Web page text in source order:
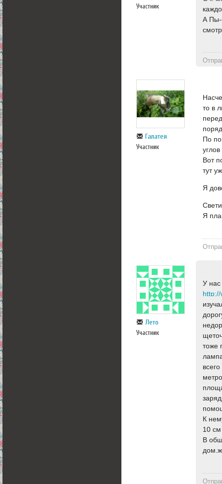
Участник
А Пы-
Галатея
Участник
то в
По
Вот
тут
Я
Я
Лето
Участник
У нас
тоже
К
10
В